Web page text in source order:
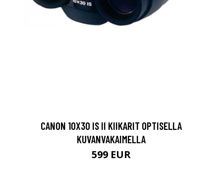
CANON 10X30 IS II KIIKARIT OPTISELLA
KUVANVAKAIMELLA
599 EUR